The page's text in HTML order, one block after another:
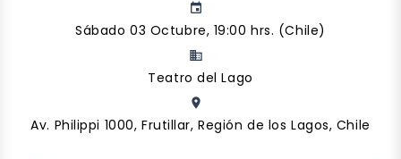
event
Sábado 03 Octubre, 19:00 hrs. (Chile)
business
Teatro del Lago
place
Av. Philippi 1000, Frutillar, Región de los Lagos, Chile